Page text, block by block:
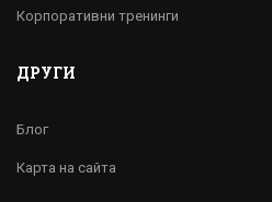
Корпоративни тренинги
ДРУГИ
Блог
Карта на сайта